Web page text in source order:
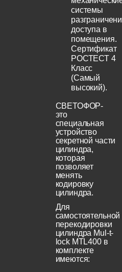
системы
доступа в
помещения.
Сертификат
РОСТЕСТ 4
Класс
(Самый
высокий).
СВЕТОФОР-
это
специальная
устройство
секретной части
цилиндра,
которая
позволяет
менять
кодировку
цилиндра.
Для
самостоятельной
перекодировки
цилиндра Mul-t-
lock MTL400 в
комплекте
имеются: